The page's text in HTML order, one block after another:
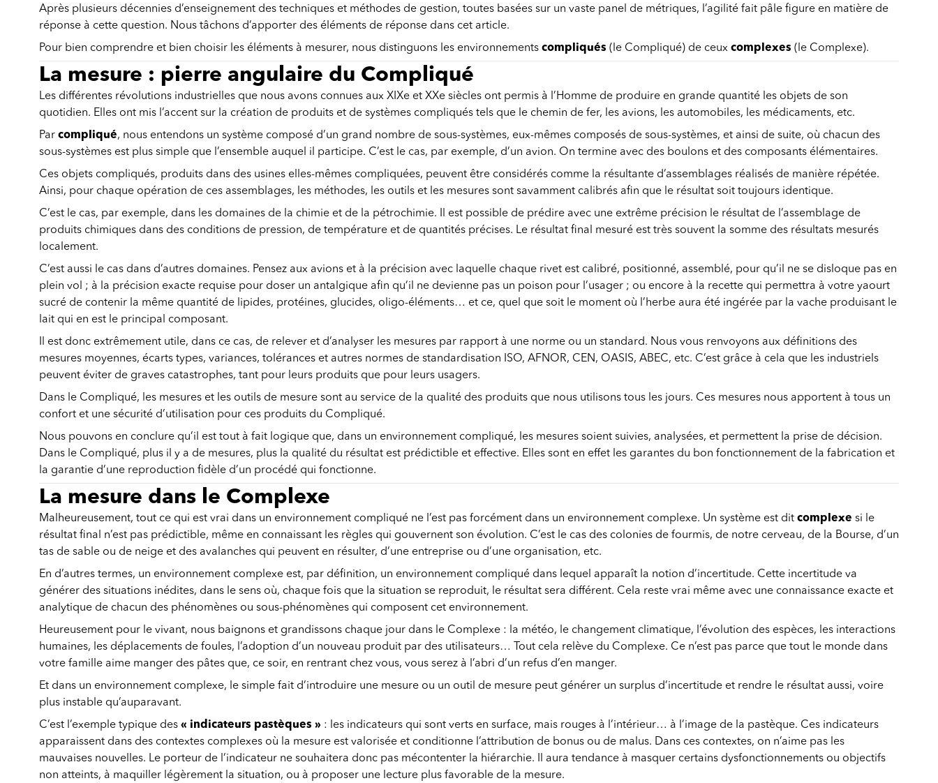
Après plusieurs décennies d’enseignement des techniques et méthodes de gestion, toutes basées sur un vaste panel de métriques, l’agilité fait pâle figure en matière de
réponse à cette question. Nous tâchons d’apporter des éléments de réponse dans cet article.
Pour bien comprendre et bien choisir les éléments à mesurer, nous distinguons les environnements compliqués (le Compliqué) de ceux complexes (le Complexe).
La mesure : pierre angulaire du Compliqué
Les différentes révolutions industrielles que nous avons connues aux XIXe et XXe siècles ont permis à l’Homme de produire en grande quantité les objets de son
quotidien. Elles ont mis l’accent sur la création de produits et de systèmes compliqués tels que le chemin de fer, les avions, les automobiles, les médicaments, etc.
Par compliqué, nous entendons un système composé d’un grand nombre de sous-systèmes, eux-mêmes composés de sous-systèmes, et ainsi de suite, où chacun des
sous-systèmes est plus simple que l’ensemble auquel il participe. C’est le cas, par exemple, d’un avion. On termine avec des boulons et des composants élémentaires.
Ces objets compliqués, produits dans des usines elles-mêmes compliquées, peuvent être considérés comme la résultante d’assemblages réalisés de manière répétée.
Ainsi, pour chaque opération de ces assemblages, les méthodes, les outils et les mesures sont savamment calibrés afin que le résultat soit toujours identique.
C’est le cas, par exemple, dans les domaines de la chimie et de la pétrochimie. Il est possible de prédire avec une extrême précision le résultat de l’assemblage de
produits chimiques dans des conditions de pression, de température et de quantités précises. Le résultat final mesuré est très souvent la somme des résultats mesurés
localement.
C’est aussi le cas dans d’autres domaines. Pensez aux avions et à la précision avec laquelle chaque rivet est calibré, positionné, assemblé, pour qu’il ne se disloque pas en
plein vol ; à la précision exacte requise pour doser un antalgique afin qu’il ne devienne pas un poison pour l’usager ; ou encore à la recette qui permettra à votre yaourt
sucré de contenir la même quantité de lipides, protéines, glucides, oligo-éléments… et ce, quel que soit le moment où l’herbe aura été ingérée par la vache produisant le
lait qui en est le principal composant.
Il est donc extrêmement utile, dans ce cas, de relever et d’analyser les mesures par rapport à une norme ou un standard. Nous vous renvoyons aux définitions des
mesures moyennes, écarts types, variances, tolérances et autres normes de standardisation ISO, AFNOR, CEN, OASIS, ABEC, etc. C’est grâce à cela que les industriels
peuvent éviter de graves catastrophes, tant pour leurs produits que pour leurs usagers.
Dans le Compliqué, les mesures et les outils de mesure sont au service de la qualité des produits que nous utilisons tous les jours. Ces mesures nous apportent à tous un
confort et une sécurité d’utilisation pour ces produits du Compliqué.
Nous pouvons en conclure qu’il est tout à fait logique que, dans un environnement compliqué, les mesures soient suivies, analysées, et permettent la prise de décision.
Dans le Compliqué, plus il y a de mesures, plus la qualité du résultat est prédictible et effective. Elles sont en effet les garantes du bon fonctionnement de la fabrication et
la garantie d’une reproduction fidèle d’un procédé qui fonctionne.
La mesure dans le Complexe
Malheureusement, tout ce qui est vrai dans un environnement compliqué ne l’est pas forcément dans un environnement complexe. Un système est dit complexe si le
résultat final n’est pas prédictible, même en connaissant les règles qui gouvernent son évolution. C’est le cas des colonies de fourmis, de notre cerveau, de la Bourse, d’un
tas de sable ou de neige et des avalanches qui peuvent en résulter, d’une entreprise ou d’une organisation, etc.
En d’autres termes, un environnement complexe est, par définition, un environnement compliqué dans lequel apparaît la notion d’incertitude. Cette incertitude va
générer des situations inédites, dans le sens où, chaque fois que la situation se reproduit, le résultat sera différent. Cela reste vrai même avec une connaissance exacte et
analytique de chacun des phénomènes ou sous-phénomènes qui composent cet environnement.
Heureusement pour le vivant, nous baignons et grandissons chaque jour dans le Complexe : la météo, le changement climatique, l’évolution des espèces, les interactions
humaines, les déplacements de foules, l’adoption d’un nouveau produit par des utilisateurs… Tout cela relève du Complexe. Ce n’est pas parce que tout le monde dans
votre famille aime manger des pâtes que, ce soir, en rentrant chez vous, vous serez à l’abri d’un refus d’en manger.
Et dans un environnement complexe, le simple fait d’introduire une mesure ou un outil de mesure peut générer un surplus d’incertitude et rendre le résultat aussi, voire
plus instable qu’auparavant.
C’est l’exemple typique des « indicateurs pastèques » : les indicateurs qui sont verts en surface, mais rouges à l’intérieur… à l’image de la pastèque. Ces indicateurs
apparaissent dans des contextes complexes où la mesure est valorisée et conditionne l’attribution de bonus ou de malus. Dans ces contextes, on n’aime pas les
mauvaises nouvelles. Le porteur de l’indicateur ne souhaitera donc pas mécontenter la hiérarchie. Il aura tendance à masquer certains dysfonctionnements ou objectifs
non atteints, à maquiller légèrement la situation, ou à proposer une lecture plus favorable de la mesure.